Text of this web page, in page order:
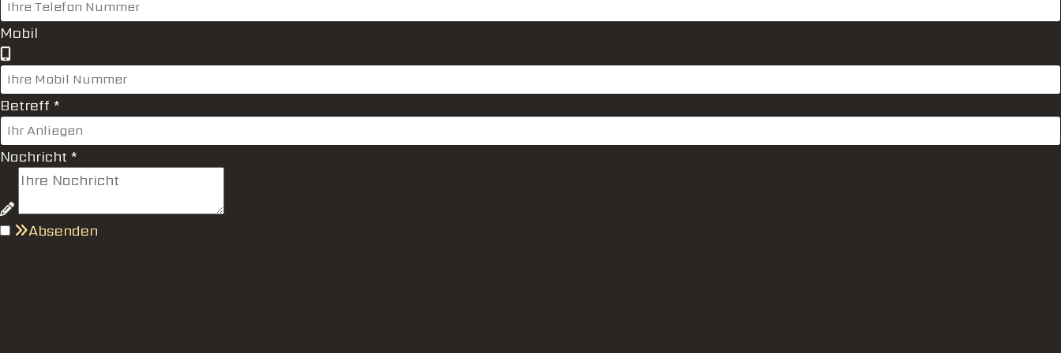
Mobil
Betreff *
Nachricht *
Absenden